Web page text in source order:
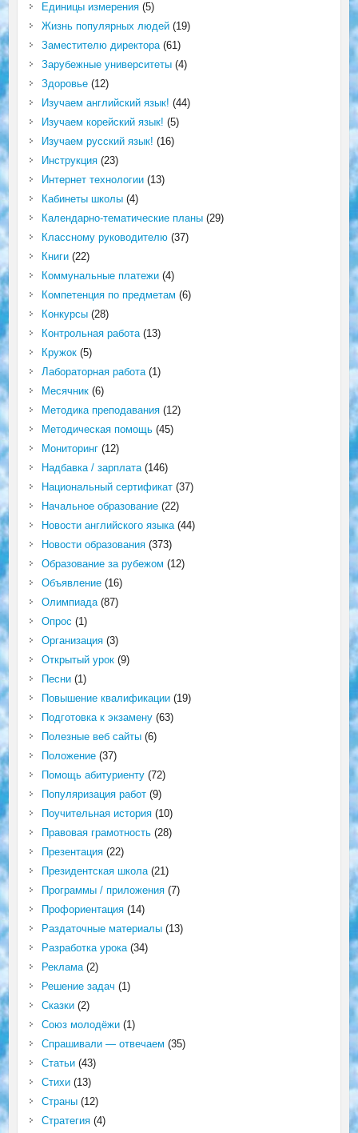
Единицы измерения(5)
Жизнь популярных людей(19)
Заместителю директора(61)
Зарубежные университеты(4)
Здоровье(12)
Изучаем английский язык! (44)
Изучаем корейский язык! (5)
Изучаем русский язык! (16)
Инструкция(23)
Интернет технологии(13)
Кабинеты школы(4)
Календарно-тематические планы(29)
Классному руководителю(37)
Книги(22)
Коммунальные платежи(4)
Компетенция по предметам (6)
Конкурсы(28)
Контрольная работа(13)
Кружок(5)
Лабораторная работа(1)
Месячник(6)
Методика преподавания(12)
Методическая помощь(45)
Мониторинг(12)
Надбавка / зарплата(146)
Национальный сертификат(37)
Начальное образование(22)
Новости английского языка(44)
Новости образования(373)
Образование за рубежом (12)
Объявление(16)
Олимпиада(87)
Опрос (1)
Организация(3)
Открытый урок(9)
Песни(1)
Повышение квалификации(19)
Подготовка к экзамену(63)
Полезные веб сайты(6)
Положение(37)
Помощь абитуриенту(72)
Популяризация работ(9)
Поучительная история(10)
Правовая грамотность(28)
Презентация(22)
Президентская школа(21)
Программы / приложения(7)
Профориентация(14)
Раздаточные материалы(13)
Разработка урока(34)
Реклама(2)
Решение задач (1)
Сказки(2)
Союз молодёжи(1)
Спрашивали — отвечаем (35)
Статьи(43)
Стихи(13)
Страны(12)
Стратегия(4)